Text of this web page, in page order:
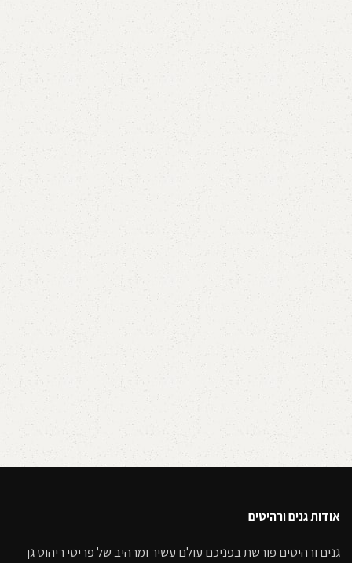
אודות גנים ורהיטים
גנים ורהיטים פורשת בפניכם עולם עשיר ומרהיב של פריטי ריהוט גן